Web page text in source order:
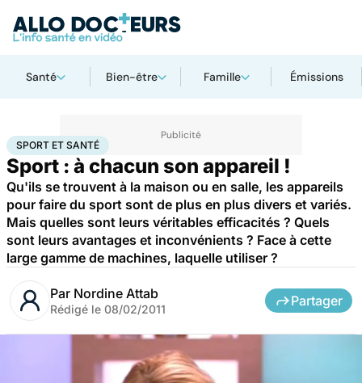
Santé Bien-être Famille Émissions
AccueilBien-êtreSport santé Sport et santé
SPORT ET SANTÉ
Sport : à chacun son appareil !
Qu'ils se trouvent à la maison ou en salle, les appareils
pour faire du sport sont de plus en plus divers et variés.
Mais quelles sont leurs véritables efficacités ? Quels
sont leurs avantages et inconvénients ? Face à cette
large gamme de machines, laquelle utiliser ?
Par Nordine Attab
Rédigé le 08/02/2011
Partager